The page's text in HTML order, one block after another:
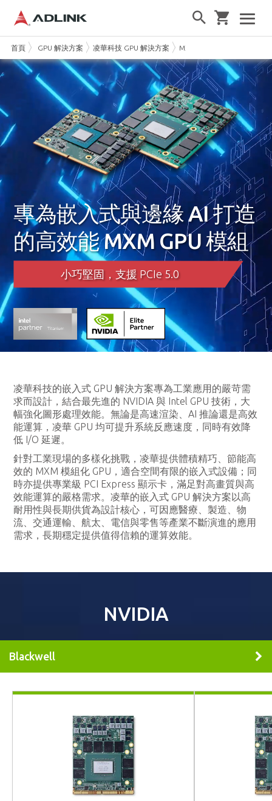
首頁 GPU 解決方案 凌華科技 GPU 解決方案 MXM GPU 模組
專為嵌入式與邊緣 AI 打造
的高效能 MXM GPU 模組
小巧堅固，支援 PCIe 5.0
凌華科技的嵌入式 GPU 解決方案專為工業應用的嚴苛需
求而設計，結合最先進的 NVIDIA 與 Intel GPU 技術，大
幅強化圖形處理效能。無論是高速渲染、AI 推論還是高效
能運算，凌華 GPU 均可提升系統反應速度，同時有效降
低 I/O 延遲。
針對工業現場的多樣化挑戰，凌華提供體積精巧、節能高
效的 MXM 模組化 GPU，適合空間有限的嵌入式設備；同
時亦提供專業級 PCI Express 顯示卡，滿足對高畫質與高
效能運算的嚴格需求。凌華的嵌入式 GPU 解決方案以高
耐用性與長期供貨為設計核心，可因應醫療、製造、物
流、交通運輸、航太、電信與零售等產業不斷演進的應用
需求，長期穩定提供值得信賴的運算效能。
NVIDIA
Blackwell